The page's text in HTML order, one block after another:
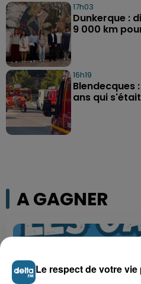
17h03
Dunkerque :
9 000 km
16h19
Blendecques
ans qui
A GAGNER
Le respect de votre